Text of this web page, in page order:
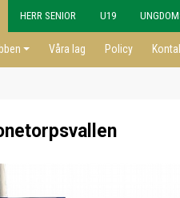
HERR SENIOR U19
Våra lag Policy